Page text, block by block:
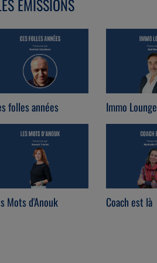
ÉMISSIONS
folles années
Mots d'Anouk
Immo Lounge
Coach est là